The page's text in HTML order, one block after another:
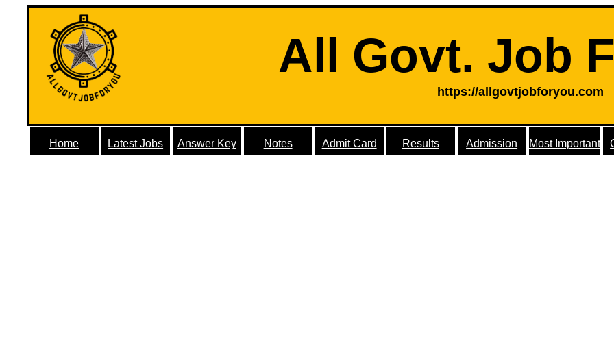
All Govt. Job
https://allgovtjobforyou.com
Home Latest Jobs Answer Key Notes Admit Card Results Admission Most Important